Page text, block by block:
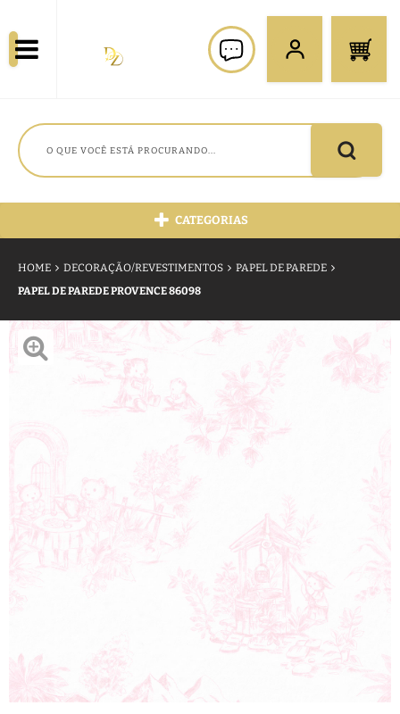
CATEGORIAS
HOME DECORAÇÃO/REVESTIMENTOS
PAPEL DE PAREDE
PAPEL DE PAREDE PROVENCE 86098